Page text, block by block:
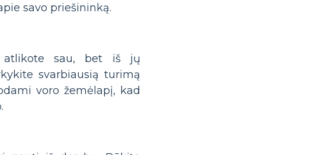
savo priešininką.
sau, bet iš jų
svarbiausią turimą
voro žemėlapį, kad